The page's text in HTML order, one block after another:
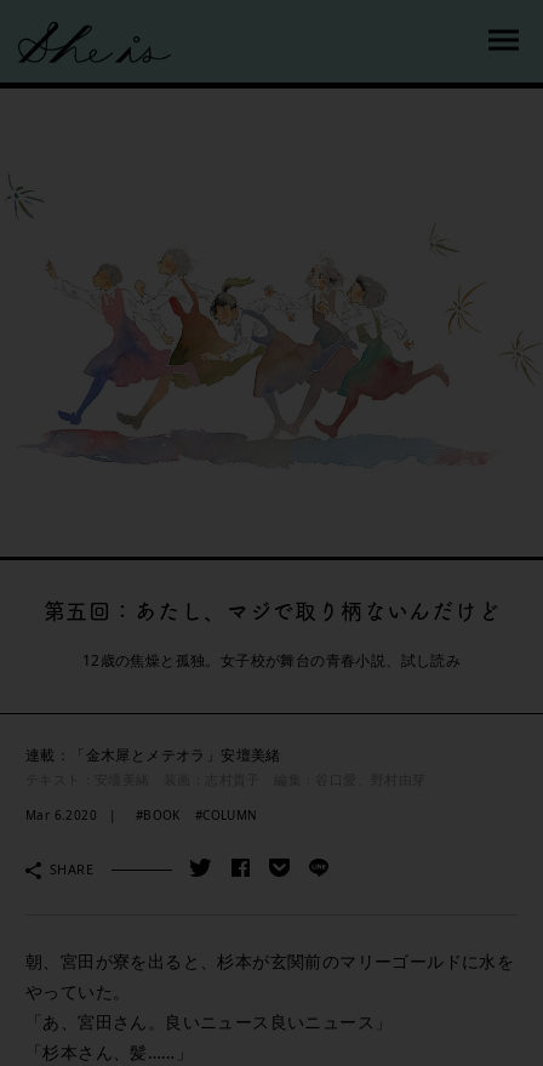
第五回：あたし、マジで取り柄ないんだけど
12歳の焦燥と孤独。女子校が舞台の青春小説、試し読み
連載：「金木犀とメテオラ」安壇美緒
Mar 6.2020 #BOOK #COLUMN
SHARE
朝、宮田が寮を出ると、杉本が玄関前のマリーゴールドに水を
やっていた。
「あ、宮田さん。良いニュース良いニュース」
「杉本さん、髪……」